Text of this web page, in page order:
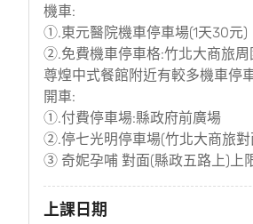
機車:
①.東元醫院機車停車場(1天30元)
②.免費機車停車格:竹北大商旅周
尊煌中式餐館附近有較多機車停
開車:
①.付費停車場:縣政府前廣場
②.停七光明停車場(竹北大商旅對
③ 奇妮孕哺 對面(縣政五路上)上
上課日期